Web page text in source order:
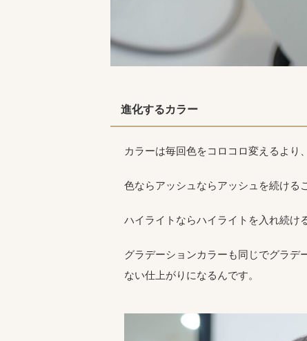
進化するカラー
カラーは毎回色をコロコロ変えるより
色ならアッシュならアッシュを続ける
ハイライトならハイライトを入れ続け
グラデーションカラーも同じでグラデ
ない仕上がりになるんです。